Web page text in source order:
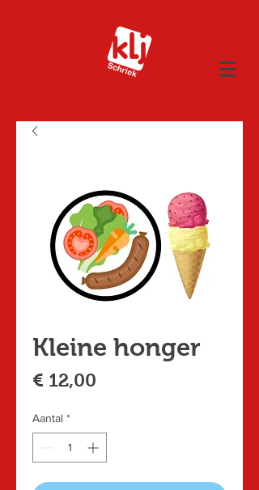
Kleine honger
€ 12,00
Aantal *